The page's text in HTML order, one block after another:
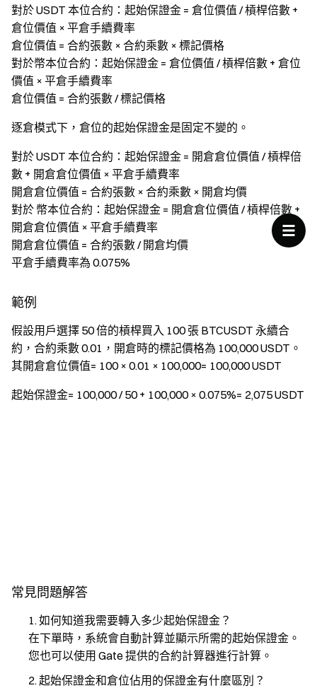
對於 USDT 本位合約：起始保證金 = 倉位價值 / 槓桿倍數 +
倉位價值 × 平倉手續費率
倉位價值 = 合約張數 × 合約乘數 × 標記價格
對於幣本位合約：起始保證金 = 倉位價值 / 槓桿倍數 + 倉位
價值 × 平倉手續費率
倉位價值 = 合約張數 / 標記價格
逐倉模式下，倉位的起始保證金是固定不變的。
對於 USDT 本位合約：起始保證金 = 開倉倉位價值 / 槓桿倍
數 + 開倉倉位價值 × 平倉手續費率
開倉倉位價值 = 合約張數 × 合約乘數 × 開倉均價
對於 幣本位合約：起始保證金 = 開倉倉位價值 / 槓桿倍數 +
開倉倉位價值 × 平倉手續費率
開倉倉位價值 = 合約張數 / 開倉均價
平倉手續費率為 0.075%
範例
假設用戶選擇 50 倍的槓桿買入 100 張 BTCUSDT 永續合
約，合約乘數 0.01，開倉時的標記價格為 100,000 USDT。
其開倉倉位價值= 100 × 0.01 × 100,000= 100,000 USDT
起始保證金= 100,000 / 50 + 100,000 × 0.075%= 2,075 USDT
常見問題解答
如何知道我需要轉入多少起始保證金？
在下單時，系統會自動計算並顯示所需的起始保證金。
您也可以使用 Gate 提供的合約計算器進行計算。
起始保證金和倉位佔用的保證金有什麼區別？